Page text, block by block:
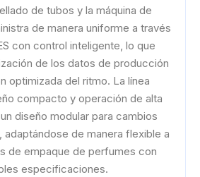
de tubos y la máquina de
de manera uniforme a través
con control inteligente, lo que
de los datos de producción
optimizada del ritmo. La línea
compacto y operación de alta
diseño modular para cambios
adaptándose de manera flexible a
de empaque de perfumes con
especificaciones.